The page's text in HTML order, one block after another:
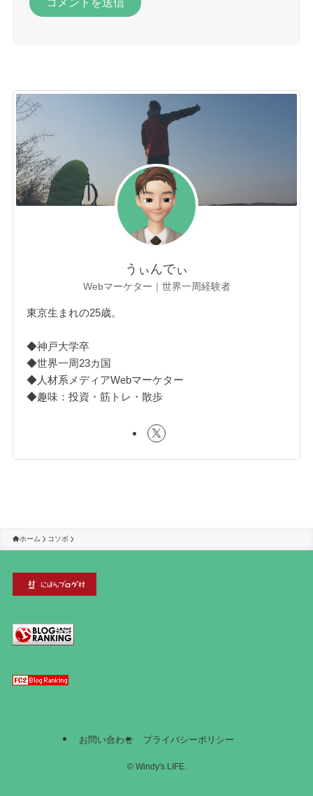
うぃんでぃ
Webマーケター｜世界一周経験者
東京生まれの25歳。
◆神戸大学卒
◆世界一周23カ国
◆人材系メディアWebマーケター
◆趣味：投資・筋トレ・散歩
ホーム コソボ
お問い合わせ プライバシーポリシー
©Windy's LIFE.